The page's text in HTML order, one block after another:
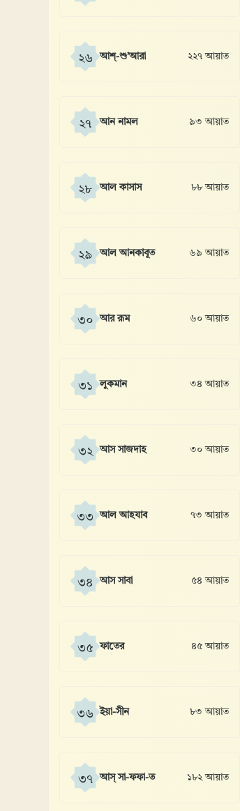
২৬ আশ্-শু’আরা ২২৭ আয়াত
২৭ আন নামল ৯৩ আয়াত
২৮ আল কাসাস ৮৮ আয়াত
২৯ আল আনকাবূত ৬৯ আয়াত
৩০ আর রূম ৬০ আয়াত
৩১ লুকমান ৩৪ আয়াত
৩২ আস সাজদাহ ৩০ আয়াত
৩৩ আল আহযাব ৭৩ আয়াত
৩৪ আস সাবা ৫৪ আয়াত
৩৫ ফাতের ৪৫ আয়াত
৩৬ ইয়া-সীন ৮৩ আয়াত
৩৭ আস্ সা-ফফা-ত ১৮২ আয়াত